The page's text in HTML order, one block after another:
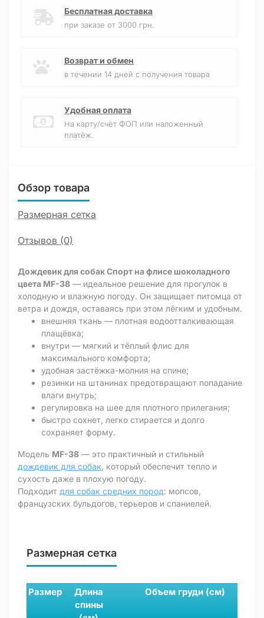
Бесплатная доставка
при заказе от 3000 грн.
Возврат и обмен
в течении 14 дней с получения товара
Удобная оплата
На карту/счёт ФОП или наложенный
платёж.
Обзор товара
Размерная сетка
Отзывов (0)
Дождевик для собак Спорт на флисе шоколадного
цвета MF-38 — идеальное решение для прогулок в
холодную и влажную погоду. Он защищает питомца от
ветра и дождя, оставаясь при этом лёгким и удобным.
внешняя ткань — плотная водоотталкивающая
плащёвка;
внутри — мягкий и тёплый флис для
максимального комфорта;
удобная застёжка-молния на спине;
резинки на штанинах предотвращают попадание
влаги внутрь;
регулировка на шее для плотного прилегания;
быстро сохнет, легко стирается и долго
сохраняет форму.
Модель MF-38 — это практичный и стильный
дождевик для собак , который обеспечит тепло и
сухость даже в плохую погоду.
Подходит для собак средних пород: мопсов,
французских бульдогов, терьеров и спаниелей.
Размерная сетка
Размер
Длина
спины
Объем груди (см)